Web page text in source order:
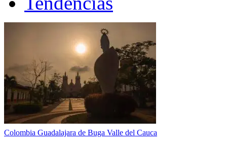
Colombia Guadalajara de Buga Valle del Cauca